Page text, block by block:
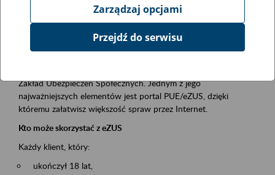
Opis wydarzenia
Platforma Usług Elektronicznych ZUS eZUS
Zakład Ubezpieczeń Społecznych. Jednym z jego
najważniejszych elementów jest portal PUE/eZUS, dzięki
któremu załatwisz większość spraw przez Internet.
Kto może skorzystać z eZUS
Każdy klient, który:
ukończył 18 lat,
Zarządzaj opcjami
Przejdź do serwisu